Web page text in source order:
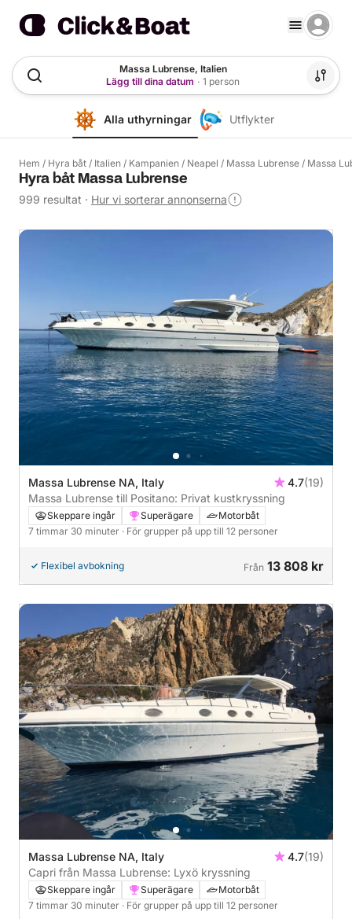
Massa Lubrense, Italien
Lägg till dina datum · 1 person
Alla uthyrningar Utflykter
Hem / Hyra båt / Italien / Kampanien / Neapel / Massa Lubrense / Massa
Hyra båt Massa Lubrense
999 resultat · Hur vi sorterar annonserna
Massa Lubrense NA, Italy 4.7(19)
Massa Lubrense till Positano: Privat kustkryssning
Skeppare ingår Superägare
Motorbåt
7 timmar 30 minuter · För grupper på upp till 12 personer
Flexibel avbokning Från 13 808 kr
Massa Lubrense NA, Italy 4.7(19)
Capri från Massa Lubrense: Lyxö kryssning
Skeppare ingår Superägare
Motorbåt
7 timmar 30 minuter · För grupper på upp till 12 personer